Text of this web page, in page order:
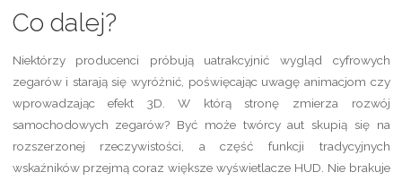
Co dalej?
Niektórzy producenci próbują uatrakcyjnić wygląd cyfrowych
zegarów i starają się wyróżnić, poświęcając uwagę animacjom czy
wprowadzając efekt 3D. W którą stronę zmierza rozwój
samochodowych zegarów? Być może twórcy aut skupią się na
rozszerzonej rzeczywistości, a część funkcji tradycyjnych
wskaźników przejmą coraz większe wyświetlacze HUD. Nie brakuje